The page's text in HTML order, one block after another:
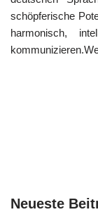
schöpferische
harmonisch,
kommunizieren.
Neueste